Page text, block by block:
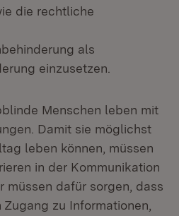
die rechtliche
als
einzusetzen.
Menschen leben mit
Damit sie möglichst
leben können, müssen
in der Kommunikation
müssen dafür sorgen, dass
zu Informationen,